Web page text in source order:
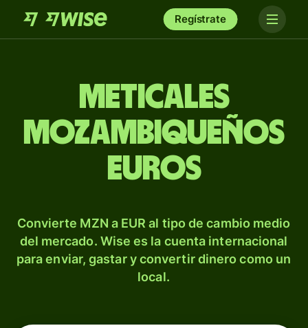
Regístrate
Meticales
mozambiqueños
euros
Convierte MZN a EUR al tipo de cambio medio
del mercado. Wise es la cuenta internacional
para enviar, gastar y convertir dinero como un
local.